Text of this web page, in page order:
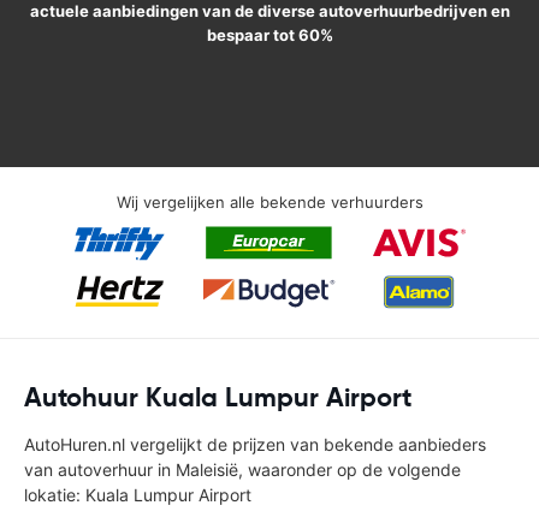
actuele aanbiedingen van de diverse autoverhuurbedrijven en
bespaar tot 60%
Wij vergelijken alle bekende verhuurders
Autohuur Kuala Lumpur Airport
AutoHuren.nl vergelijkt de prijzen van bekende aanbieders
van autoverhuur in Maleisië, waaronder op de volgende
lokatie: Kuala Lumpur Airport